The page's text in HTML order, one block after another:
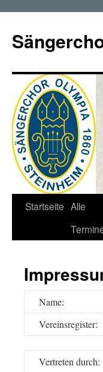
springen
Startseite Alle
Name:
Vereinsregister:
Vertreten durch: